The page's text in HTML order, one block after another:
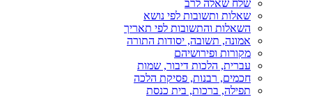
שלח שאלה לרב
שאלות ותשובות לפי נושא
השאלות והתשובות לפי תאריך
אמונה, תשובה, יסודות התורה
מקורות ופירושיהם
עברית, הלכות דיבור, שמות
חכמים, רבנות, פסיקת הלכה
תפילה, ברכות, בית כנסת